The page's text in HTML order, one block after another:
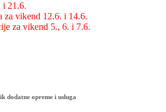
i 21.6.
za vikend 12.6. i 14.6.
za vikend 5., 6. i 7.6.
dodatne opreme i usluga